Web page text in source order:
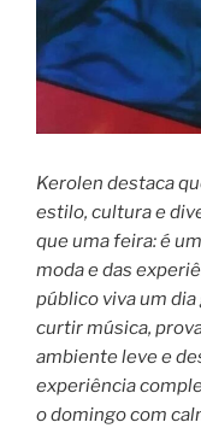
Kerolen destaca
estilo, cultura e
que uma feira: é
moda e das
público viva um
curtir música,
ambiente leve e
experiência
o domingo com